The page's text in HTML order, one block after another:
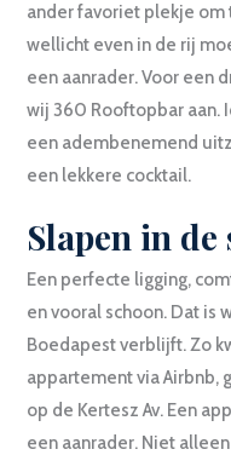
ander favoriet plekje om
wellicht even in de rij
een aanrader. Voor een
wij 360 Rooftopbar aan.
een adembenemend
een lekkere cocktail.
Slapen in de
Een perfecte ligging,
en vooral schoon. Dat is
Boedapest verblijft. Zo
appartement via Airbnb,
op de Kertesz Av. Een
een aanrader. Niet